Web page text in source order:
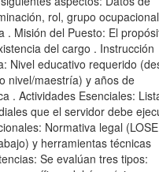
rol, grupo
. Misión del Puesto: El
del cargo . Instrucción
Nivel educativo requerido
nivel/maestría) y años de
. Actividades Esenciales:
que el servidor debe
Normativa legal
y herramientas técnicas
Se evalúan tres tipos: